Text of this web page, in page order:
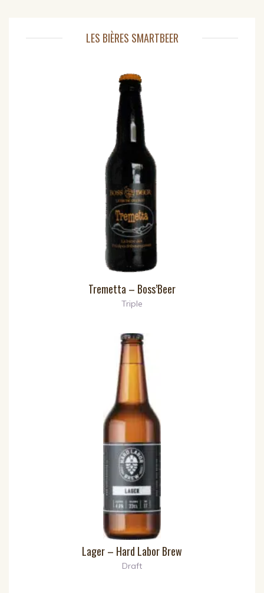
LES BIÈRES SMARTBEER
Tremetta – Boss’Beer
Triple
Lager – Hard Labor Brew
Draft